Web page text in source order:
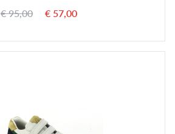
€ 95,00 € 57,00